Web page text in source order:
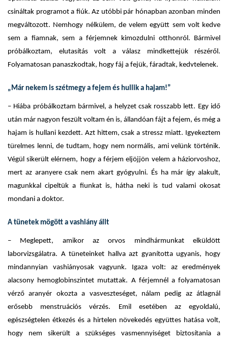
csináltak programot a fiúk. Az utóbbi pár hónapban azonban minden
megváltozott. Nemhogy nélkülem, de velem együtt sem volt kedve
sem a fiamnak, sem a férjemnek kimozdulni otthonról. Bármivel
próbálkoztam, elutasítás volt a válasz mindkettejük részéről.
Folyamatosan panaszkodtak, hogy fáj a fejük, fáradtak, kedvtelenek.
„Már nekem is szétmegy a fejem és hullik a hajam!”
– Hiába próbálkoztam bármivel, a helyzet csak rosszabb lett. Egy idő
után már nagyon feszült voltam én is, állandóan fájt a fejem, és még a
hajam is hullani kezdett. Azt hittem, csak a stressz miatt. Igyekeztem
türelmes lenni, de tudtam, hogy nem normális, ami velünk történik.
Végül sikerült elérnem, hogy a férjem eljöjjön velem a háziorvoshoz,
mert az aranyere csak nem akart gyógyulni. És ha már így alakult,
magunkkal cipeltük a fiunkat is, hátha neki is tud valami okosat
mondani a doktor.
A tünetek mögött a vashiány állt
– Meglepett, amikor az orvos mindhármunkat elküldött
laborvizsgálatra. A tüneteinket hallva azt gyanította ugyanis, hogy
mindannyian vashiányosak vagyunk. Igaza volt: az eredmények
alacsony hemoglobinszintet mutattak. A férjemnél a folyamatosan
vérző aranyér okozta a vasveszteséget, nálam pedig az átlagnál
erősebb menstruációs vérzés. Emil esetében az egyoldalú,
egészségtelen étkezés és a hirtelen növekedés együttes hatása volt,
hogy nem sikerült a szükséges vasmennyiséget biztosítania a